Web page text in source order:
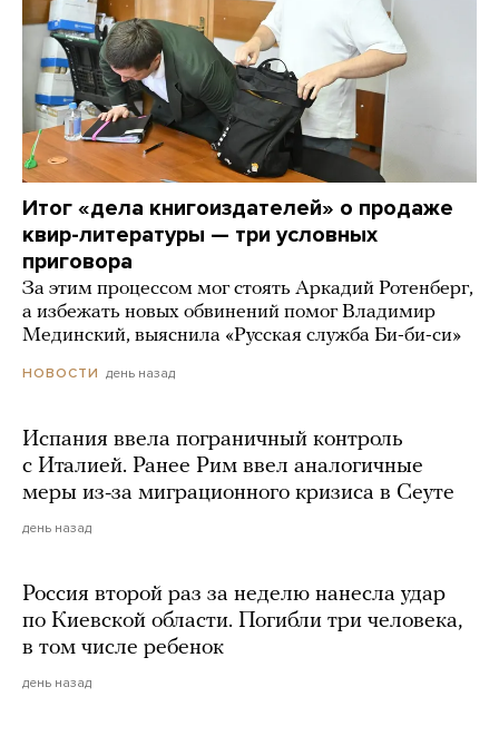
Итог «дела книгоиздателей» о продаже
квир-литературы — три условных
приговора
За этим процессом мог стоять Аркадий Ротенберг,
а избежать новых обвинений помог Владимир
Мединский, выяснила «Русская служба Би-би-си»
НОВОСТИ день назад
Испания ввела пограничный контроль
с Италией. Ранее Рим ввел аналогичные
меры из-за миграционного кризиса в Сеуте
день назад
Россия второй раз за неделю нанесла удар
по Киевской области. Погибли три человека,
в том числе ребенок
день назад